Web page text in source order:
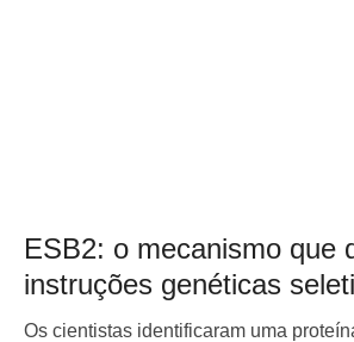
ESB2: o mecanismo que
instruções genéticas
Os cientistas identificaram uma